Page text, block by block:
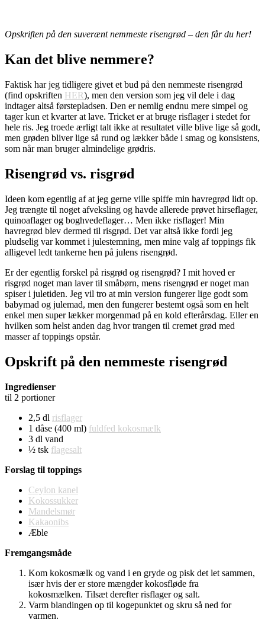
Opskriften på den suverænt nemmeste risengrød – den får du her!
Kan det blive nemmere?
Faktisk har jeg tidligere givet et bud på den nemmeste risengrød
(find opskriften HER), men den version som jeg vil dele i dag
indtager altså førstepladsen. Den er nemlig endnu mere simpel og
tager kun et kvarter at lave. Tricket er at bruge risflager i stedet for
hele ris. Jeg troede ærligt talt ikke at resultatet ville blive lige så godt,
men grøden bliver lige så rund og lækker både i smag og konsistens,
som når man bruger almindelige grødris.
Risengrød vs. risgrød
Ideen kom egentlig af at jeg gerne ville spiffe min havregrød lidt op.
Jeg trængte til noget afveksling og havde allerede prøvet hirseflager,
quinoaflager og boghvedeflager… Men ikke risflager! Min
havregrød blev dermed til risgrød. Det var altså ikke fordi jeg
pludselig var kommet i julestemning, men mine valg af toppings fik
alligevel ledt tankerne hen på julens risengrød.
Er der egentlig forskel på risgrød og risengrød? I mit hoved er
risgrød noget man laver til småbørn, mens risengrød er noget man
spiser i juletiden. Jeg vil tro at min version fungerer lige godt som
babymad og julemad, men den fungerer bestemt også som en helt
enkel men super lækker morgenmad på en kold efterårsdag. Eller en
hvilken som helst anden dag hvor trangen til cremet grød med
masser af toppings opstår.
Opskrift på den nemmeste risengrød
Ingredienser
til 2 portioner
2,5 dl risflager
1 dåse (400 ml) fuldfed kokosmælk
3 dl vand
½ tsk flagesalt
Forslag til toppings
Ceylon kanel
Kokossukker
Mandelsmør
Kakaonibs
Æble
Fremgangsmåde
Kom kokosmælk og vand i en gryde og pisk det let sammen,
især hvis der er store mængder kokosfløde fra
kokosmælken. Tilsæt derefter risflager og salt.
Varm blandingen op til kogepunktet og skru så ned for
varmen.